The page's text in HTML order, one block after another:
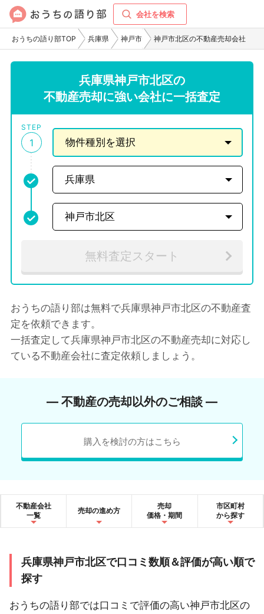
会社を検索
おうちの語り部TOP 兵庫県 神戸市 神戸市北区の不動産売却会社
兵庫県神戸市北区の
不動産売却に強い会社に一括査定
STEP
1
無料査定スタート
おうちの語り部は無料で兵庫県神戸市北区の不動産査
定を依頼できます。
一括査定して兵庫県神戸市北区の不動産売却に対応し
ている不動産会社に査定依頼しましょう。
― 不動産の売却以外のご相談 ―
購入を検討の方はこちら
不動産会社
一覧
売却の進め方
売却
価格・期間
市区町村
から探す
兵庫県神戸市北区で口コミ数順＆評価が高い順で
探す
おうちの語り部では口コミで評価の高い神戸市北区の